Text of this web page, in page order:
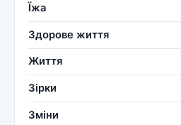
Їжа
Здорове життя
Життя
Зірки
Зміни